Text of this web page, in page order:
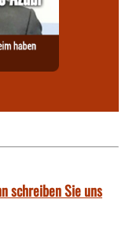
schreiben Sie uns